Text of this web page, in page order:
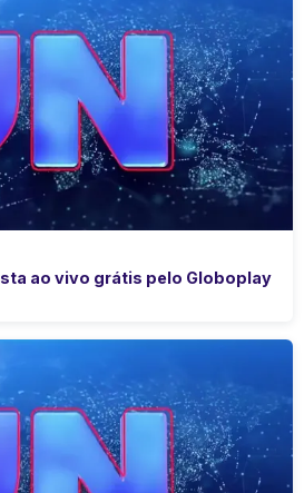
ao vivo grátis pelo Globoplay